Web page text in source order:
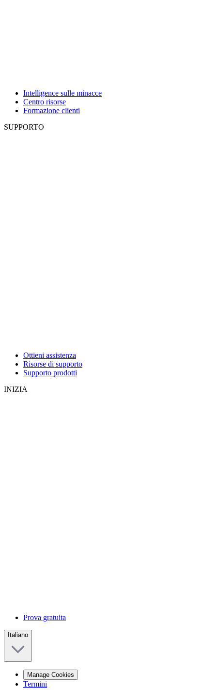
Intelligence sulle minacce
Centro risorse
Formazione clienti
SUPPORTO
Ottieni assistenza
Risorse di supporto
Supporto prodotti
INIZIA
Prova gratuita
Italiano
Manage Cookies
Termini